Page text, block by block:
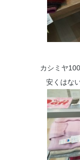
カシミヤ
安くはな